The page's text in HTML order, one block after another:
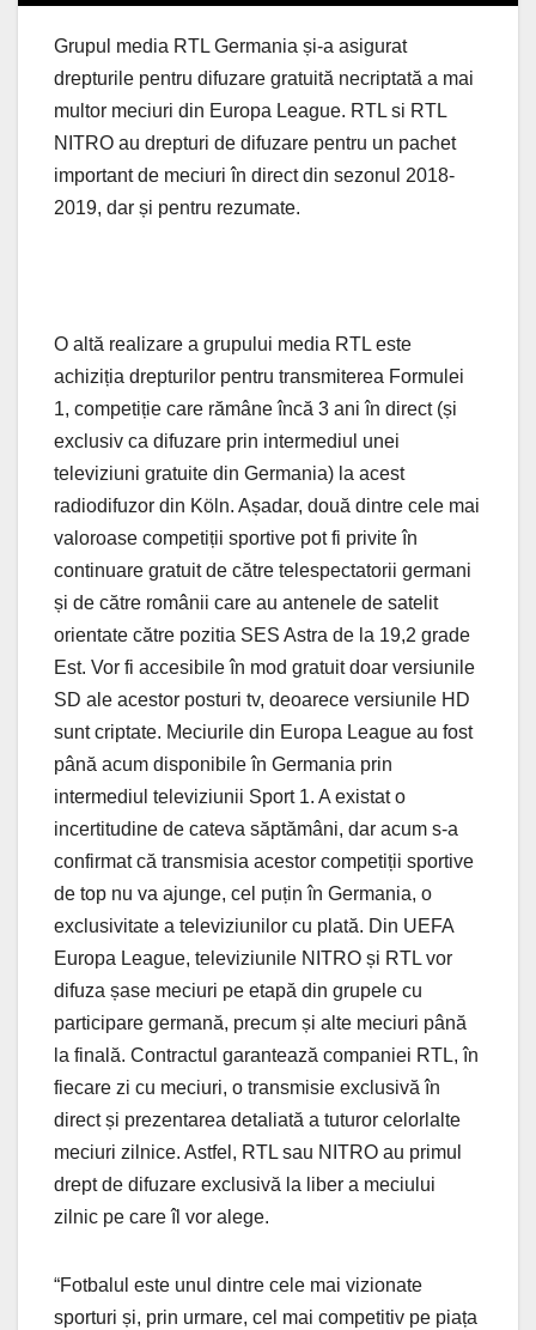
Grupul media RTL Germania și-a asigurat
drepturile pentru difuzare gratuită necriptată a mai
multor meciuri din Europa League. RTL si RTL
NITRO au drepturi de difuzare pentru un pachet
important de meciuri în direct din sezonul 2018-
2019, dar și pentru rezumate.
O altă realizare a grupului media RTL este
achiziția drepturilor pentru transmiterea Formulei
1, competiție care rămâne încă 3 ani în direct (și
exclusiv ca difuzare prin intermediul unei
televiziuni gratuite din Germania) la acest
radiodifuzor din Köln. Așadar, două dintre cele mai
valoroase competiții sportive pot fi privite în
continuare gratuit de către telespectatorii germani
și de către românii care au antenele de satelit
orientate către pozitia SES Astra de la 19,2 grade
Est. Vor fi accesibile în mod gratuit doar versiunile
SD ale acestor posturi tv, deoarece versiunile HD
sunt criptate. Meciurile din Europa League au fost
până acum disponibile în Germania prin
intermediul televiziunii Sport 1. A existat o
incertitudine de cateva săptămâni, dar acum s-a
confirmat că transmisia acestor competiții sportive
de top nu va ajunge, cel puțin în Germania, o
exclusivitate a televiziunilor cu plată. Din UEFA
Europa League, televiziunile NITRO și RTL vor
difuza șase meciuri pe etapă din grupele cu
participare germană, precum și alte meciuri până
la finală. Contractul garantează companiei RTL, în
fiecare zi cu meciuri, o transmisie exclusivă în
direct și prezentarea detaliată a tuturor celorlalte
meciuri zilnice. Astfel, RTL sau NITRO au primul
drept de difuzare exclusivă la liber a meciului
zilnic pe care îl vor alege.
“Fotbalul este unul dintre cele mai vizionate
sporturi și, prin urmare, cel mai competitiv pe piața